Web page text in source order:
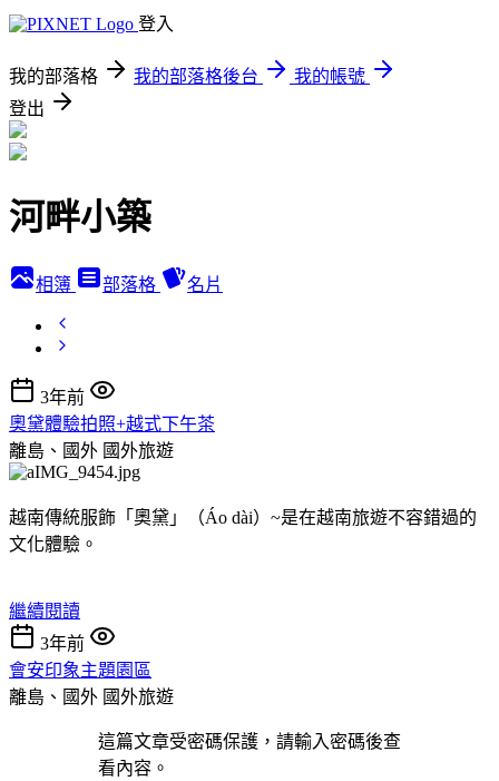
登入
我的部落格 我的部落格後台
我的帳號
登出
河畔小築
相簿 部落格 名片
3年前
奧黛體驗拍照+越式下午茶
離島、國外 國外旅遊
越南傳統服飾「奧黛」（Áo dài）~是在越南旅遊不容錯過的
文化體驗。
繼續閱讀
3年前
會安印象主題園區
離島、國外 國外旅遊
這篇文章受密碼保護，請輸入密碼後查
看內容。